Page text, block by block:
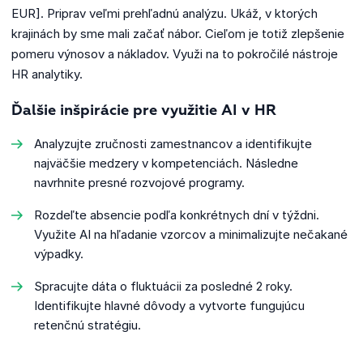
EUR]. Priprav veľmi prehľadnú analýzu. Ukáž, v ktorých
krajinách by sme mali začať nábor. Cieľom je totiž zlepšenie
pomeru výnosov a nákladov. Využi na to pokročilé nástroje
HR analytiky.
Ďalšie inšpirácie pre využitie AI v HR
Analyzujte zručnosti zamestnancov a identifikujte
najväčšie medzery v kompetenciách. Následne
navrhnite presné rozvojové programy.
Rozdeľte absencie podľa konkrétnych dní v týždni.
Využite AI na hľadanie vzorcov a minimalizujte nečakané
výpadky.
Spracujte dáta o fluktuácii za posledné 2 roky.
Identifikujte hlavné dôvody a vytvorte fungujúcu
retenčnú stratégiu.